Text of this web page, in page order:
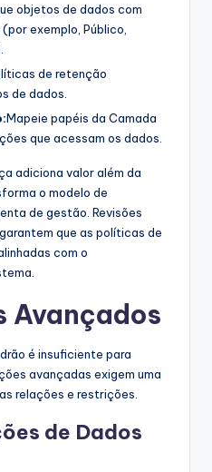
objetos de dados com
exemplo, Público,
de retenção
de dados.
Mapeie papéis da Camada
que acessam os dados.
adiciona valor além da
o modelo de
de gestão. Revisões
que as políticas de
com o
Avançados
é insuficiente para
avançadas exigem uma
relações e restrições.
de Dados